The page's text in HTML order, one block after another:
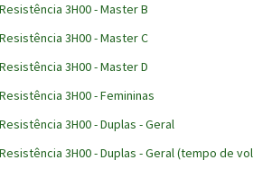
Resistência 3H00 - Master B
Resistência 3H00 - Master C
Resistência 3H00 - Master D
Resistência 3H00 - Femininas
Resistência 3H00 - Duplas - Geral
Resistência 3H00 - Duplas - Geral (tempo de